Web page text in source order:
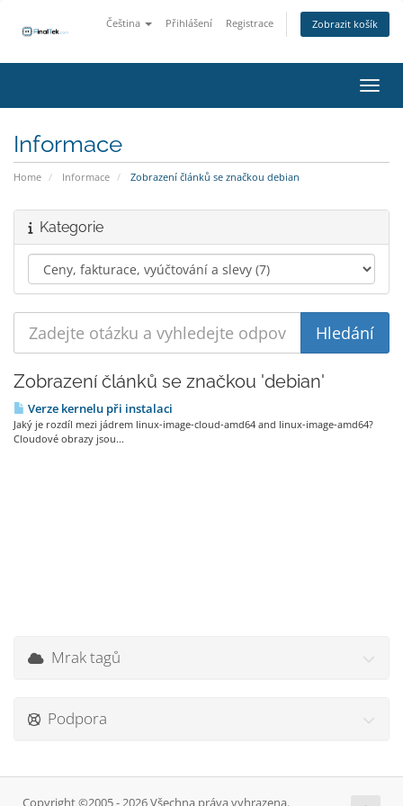
Čeština Přihlášení Registrace Zobrazit košík
Informace
Home Informace Zobrazení článků se značkou debian
Kategorie
Zobrazení článků se značkou 'debian'
Verze kernelu při instalaci
Jaký je rozdíl mezi jádrem linux-image-cloud-amd64 and linux-image-amd64?
Cloudové obrazy jsou...
Mrak tagů
Podpora
Copyright ©2005 - 2026 Všechna práva vyhrazena.